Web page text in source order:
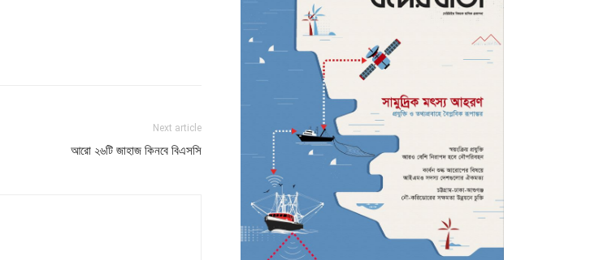
Next article
আরো ২৬টি জাহাজ কিনবে বিএসসি